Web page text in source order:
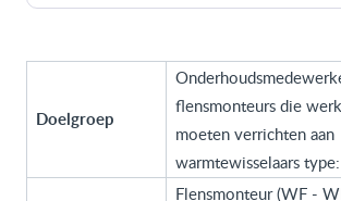
Doelgroep
flensmonteurs die
moeten verrichten aan
warmtewisselaars
Flensmonteur (WF -